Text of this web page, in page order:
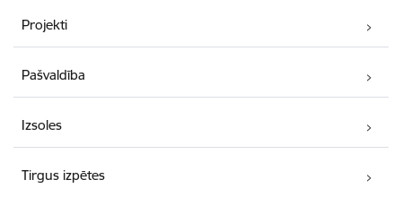
Projekti
Pašvaldība
Izsoles
Tirgus izpētes